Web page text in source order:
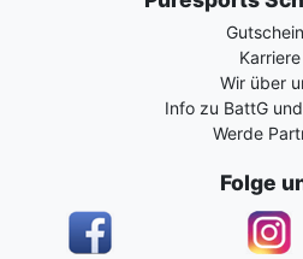
Karriere
Wir über
Info zu BattG
Werde
Folge